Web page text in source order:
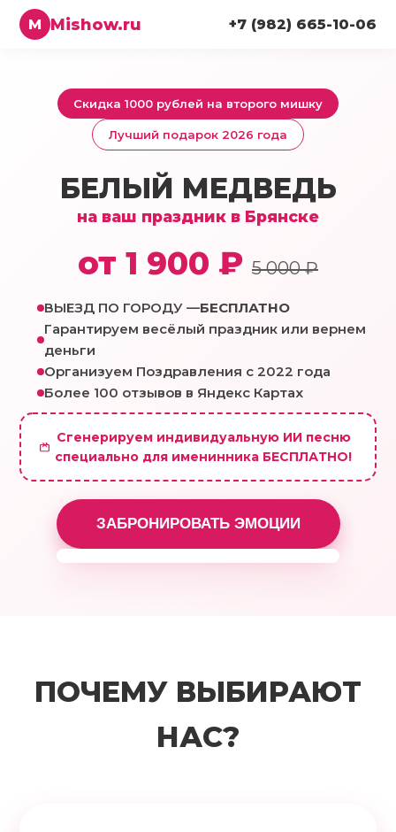
M Mishow.ru +7 (982) 665-10-06
Скидка 1000 рублей на второго мишку
Лучший подарок 2026 года
БЕЛЫЙ МЕДВЕДЬ
на ваш праздник в Брянске
от 1 900 ₽ 5 000 ₽
ВЫЕЗД ПО ГОРОДУ —БЕСПЛАТНО
Гарантируем весёлый праздник или вернем
деньги
Организуем Поздравления с 2022 года
Более 100 отзывов в Яндекс Картах
Сгенерируем индивидуальную ИИ песню
специально для именинника БЕСПЛАТНО!
ЗАБРОНИРОВАТЬ ЭМОЦИИ
поздравления
ПОЧЕМУ ВЫБИРАЮТ
НАС?